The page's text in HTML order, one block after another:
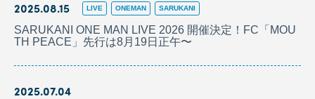
2025.08.15 LIVE ONEMAN SARUKANI
SARUKANI ONE MAN LIVE 2026 開催決定！FC「MOU
TH PEACE」先行は8月19日正午〜
2025.07.04